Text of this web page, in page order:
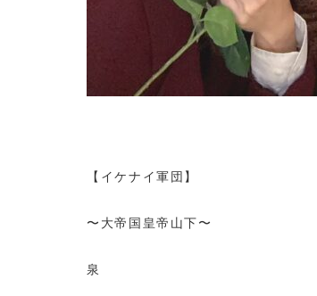
【イケナイ軍団】
〜大帝国皇帝山下〜
泉